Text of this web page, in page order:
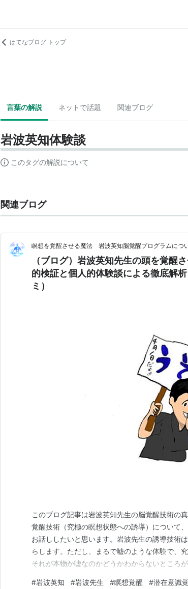
はてなブログ トップ
言葉の解説 ネットで話題 関連ブログ
岩波英知体験談
このタグの解説について
関連ブログ
瞑想を覚醒させる魔法 岩波英知脳覚醒プログラムにつ
（ブログ）岩波英知先生の頭を覚醒さ
的検証と個人的体験談による徹底解
ミ）
このブログ記事は岩波英知先生の脳覚醒技術の
覚醒技術（究極の瞑想状態への誘導）について
お話ししたいと思います。岩波先生の誘導技術
らします。ただし、まるで嘘のような体験で、
それが本物か嘘なのかどうかわからないところ
#岩波英知 #岩波先生 #瞑想覚醒 #潜在意識